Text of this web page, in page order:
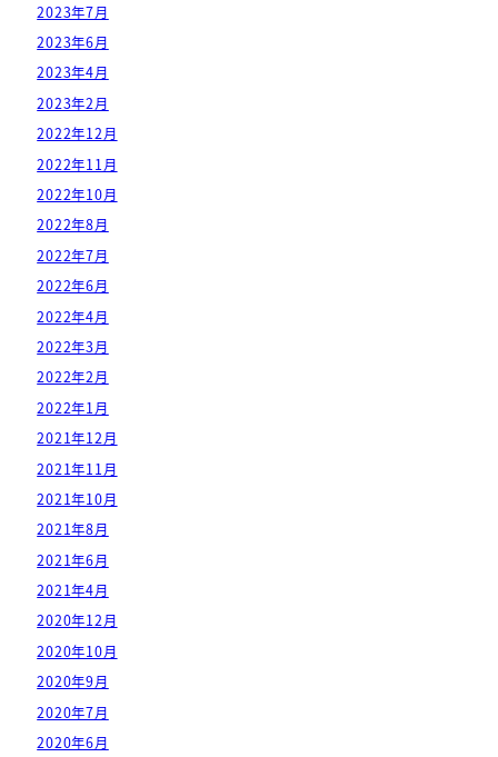
2023年7月
2023年6月
2023年4月
2023年2月
2022年12月
2022年11月
2022年10月
2022年8月
2022年7月
2022年6月
2022年4月
2022年3月
2022年2月
2022年1月
2021年12月
2021年11月
2021年10月
2021年8月
2021年6月
2021年4月
2020年12月
2020年10月
2020年9月
2020年7月
2020年6月